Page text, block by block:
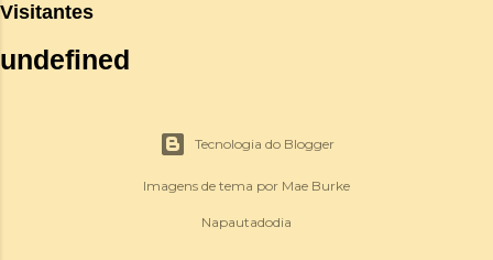
Visitantes
undefined
Tecnologia do Blogger
Imagens de tema por Mae Burke
Napautadodia